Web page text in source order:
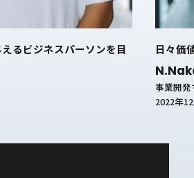
るビジネスパーソンを目
日々価
事業開発
2022年